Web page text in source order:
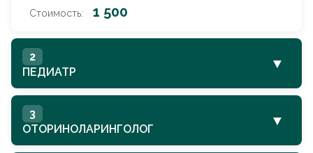
1 500
2
ПЕДИАТР
▼
2.1
Прием (осмотр, консультация) врача-
педиатра первичный
3
ОТОРИНОЛАРИНГОЛОГ
▼